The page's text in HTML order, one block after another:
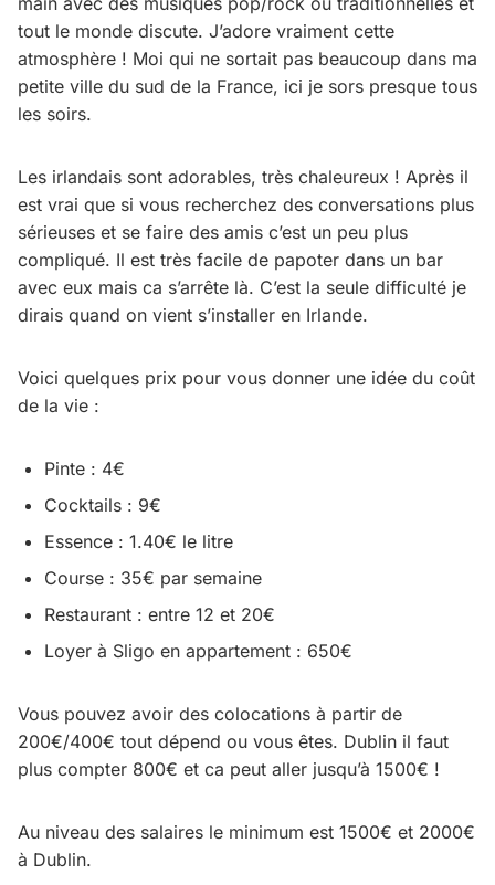
tout le monde discute. J’adore vraiment cette
atmosphère ! Moi qui ne sortait pas beaucoup dans ma
petite ville du sud de la France, ici je sors presque tous
les soirs.
Les irlandais sont adorables, très chaleureux ! Après il
est vrai que si vous recherchez des conversations plus
sérieuses et se faire des amis c’est un peu plus
compliqué. Il est très facile de papoter dans un bar
avec eux mais ca s’arrête là. C’est la seule difficulté je
dirais quand on vient s’installer en Irlande.
Voici quelques prix pour vous donner une idée du coût
de la vie :
Pinte : 4€
Cocktails : 9€
Essence : 1.40€ le litre
Course : 35€ par semaine
Restaurant : entre 12 et 20€
Loyer à Sligo en appartement : 650€
Vous pouvez avoir des colocations à partir de
200€/400€ tout dépend ou vous êtes. Dublin il faut
plus compter 800€ et ca peut aller jusqu’à 1500€ !
Au niveau des salaires le minimum est 1500€ et 2000€
à Dublin.